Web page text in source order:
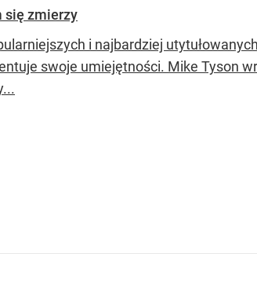
się zmierzy
i najbardziej
swoje umiejętności. Mike Tyson